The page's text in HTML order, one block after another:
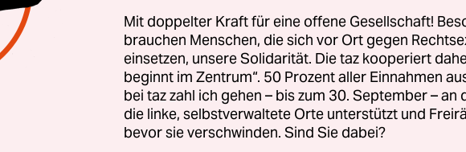
aber unter Protest den Platz. Ein Gegenspieler hatte
als „Sch…-Marokkaner“ angefeindet und ihn
„Geh doch nach Hause!“. Bei Casablanca haben sich
Kicker, die in Italien leben, zusammengefunden.
Mit doppelter Kraft für eine offene Gesellschaft!
brauchen Menschen, die sich vor Ort gegen
einsetzen, unsere Solidarität. Die taz kooperiert
beginnt im Zentrum“. 50 Prozent aller Einnahmen
bei taz zahl ich gehen – bis zum 30. September – an
die linke, selbstverwaltete Orte unterstützt und
bevor sie verschwinden. Sind Sie dabei?